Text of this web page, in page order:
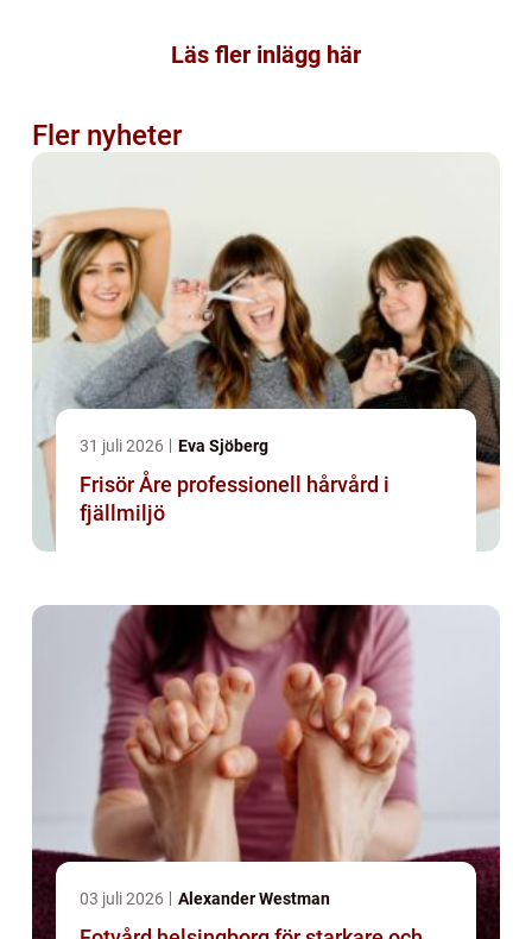
Läs fler inlägg här
Fler nyheter
31 juli 2026 Eva Sjöberg
Frisör Åre professionell hårvård i
fjällmiljö
03 juli 2026 Alexander Westman